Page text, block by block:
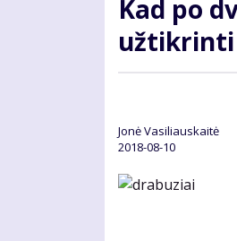
Kad po
užtikrinti
Jonė Vasiliauskaitė
2018-08-10